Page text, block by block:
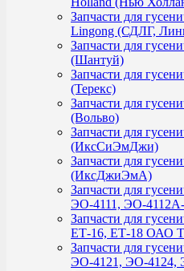
Запчасти для
Lingong (СДЛГ,
Запчасти для
(Шантуй)
Запчасти для
(Терекс)
Запчасти для
(Вольво)
Запчасти для
(ИксСиЭмДжи)
Запчасти для
(ИксДжиЭмА)
Запчасти для
ЭО-4111, ЭО-
Запчасти для
ЕТ-16, ЕТ-18 ОАО
Запчасти для
ЭО-4121, ЭО-4124,